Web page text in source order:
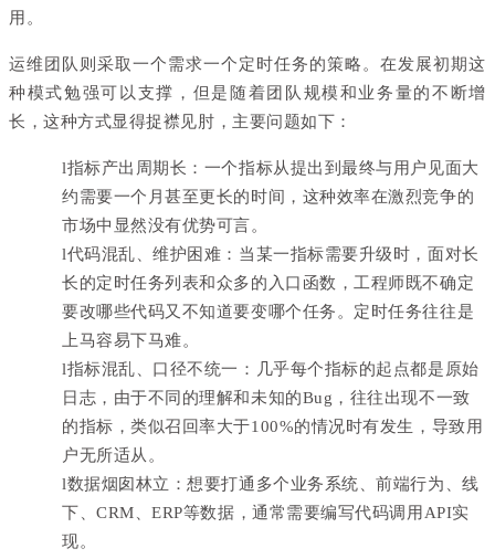
用。
运维团队则采取一个需求一个定时任务的策略。在发展初期这
种模式勉强可以支撑，但是随着团队规模和业务量的不断增
长，这种方式显得捉襟见肘，主要问题如下：
l指标产出周期长：一个指标从提出到最终与用户见面大
约需要一个月甚至更长的时间，这种效率在激烈竞争的
市场中显然没有优势可言。
l代码混乱、维护困难：当某一指标需要升级时，面对长
长的定时任务列表和众多的入口函数，工程师既不确定
要改哪些代码又不知道要变哪个任务。定时任务往往是
上马容易下马难。
l指标混乱、口径不统一：几乎每个指标的起点都是原始
日志，由于不同的理解和未知的Bug，往往出现不一致
的指标，类似召回率大于100%的情况时有发生，导致用
户无所适从。
l数据烟囱林立：想要打通多个业务系统、前端行为、线
下、CRM、ERP等数据，通常需要编写代码调用API实
现。